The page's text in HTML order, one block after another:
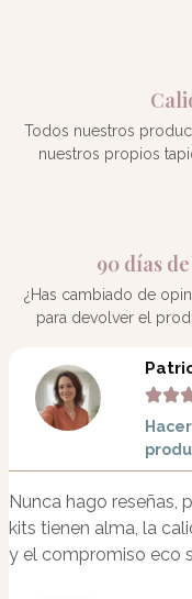
contraseña?
contraseña?
Restablecer
contraseña
to
Login
Back
Todos nuestros
nuestros propios
90 días
¿Has cambiado de
para devolver el
Nunca hago reseñas,
kits tienen alma, la
y el compromiso eco